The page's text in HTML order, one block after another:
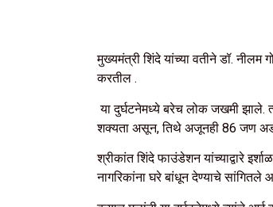
मुख्यमंत्री शिंदे यांच्या वतीने डॉ. नीलम
करतील .
या दुर्घटनेमध्ये बरेच लोक जखमी झाले.
शक्यता असून, तिथे अजूनही 86 जण
श्रीकांत शिंदे फाउंडेशन यांच्याद्वारे
नागरिकांना घरे बांधून देण्याचे सांगितले